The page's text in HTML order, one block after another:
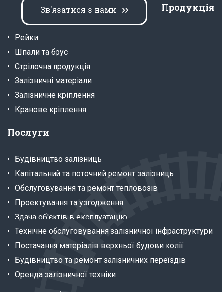
Послуги
Будівництво залізниць
Капітальний та поточний ремонт залізниць
Обслуговування та ремонт тепловозів
Проектування та узгодження
Здача об'єктів в експлуатацію
Технічне обслуговування залізничної інфраструктури
Постачання матеріалів верхньої будови колії
Будівництво та ремонт залізничних переїздів
Оренда залізничної техніки
Продукція
Рейки
Шпали та брус
Стрілочна продукція
Залізничні матеріали
Залізничне кріплення
Кранове кріплення
Зв'язатися з нами